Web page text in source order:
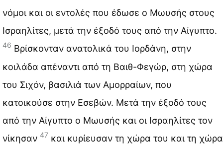
νόμοι και οι εντολές που έδωσε ο Μωυσής στους
Ισραηλίτες, μετά την έξοδό τους από την Αίγυπτο.
46 Βρίσκονταν ανατολικά του Ιορδάνη, στην
κοιλάδα απέναντι από τη Βαιθ-Φεγώρ, στη χώρα
του Σιχόν, βασιλιά των Αμορραίων, που
κατοικούσε στην Εσεβών. Μετά την έξοδό τους
από την Αίγυπτο ο Μωυσής και οι Ισραηλίτες τον
νίκησαν 47 και κυρίευσαν τη χώρα του και τη χώρα